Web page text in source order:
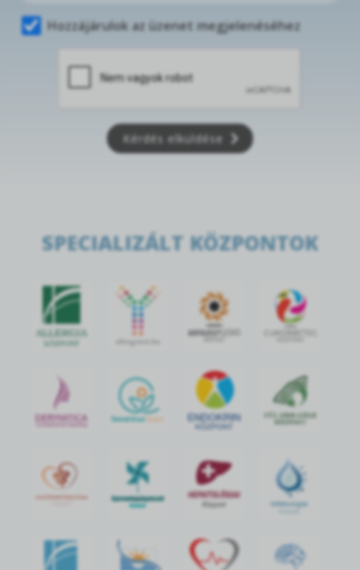
Hozzájárulok az üzenet megjelenéséhez
Kérdés elküldése
SPECIALIZÁLT KÖZPONTOK